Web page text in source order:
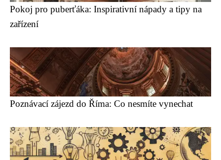
Pokoj pro puberťáka: Inspirativní nápady a tipy na
zařízení
Poznávací zájezd do Říma: Co nesmíte vynechat